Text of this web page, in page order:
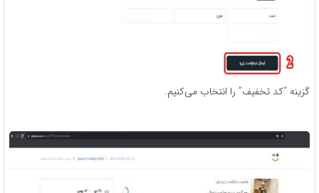
گزینه “کد تخفیف” را انتخاب می‌کنیم.